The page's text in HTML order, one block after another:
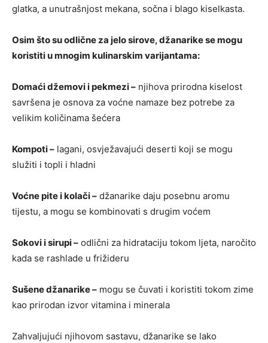
glatka, a unutrašnjost mekana, sočna i blago kiselkasta.
Osim što su odlične za jelo sirove, džanarike se mogu
koristiti u mnogim kulinarskim varijantama:
Domaći džemovi i pekmezi – njihova prirodna kiselost
savršena je osnova za voćne namaze bez potrebe za
velikim količinama šećera
Kompoti – lagani, osvježavajući deserti koji se mogu
služiti i topli i hladni
Voćne pite i kolači – džanarike daju posebnu aromu
tijestu, a mogu se kombinovati s drugim voćem
Sokovi i sirupi – odlični za hidrataciju tokom ljeta, naročito
kada se rashlade u frižideru
Sušene džanarike – mogu se čuvati i koristiti tokom zime
kao prirodan izvor vitamina i minerala
Zahvaljujući njihovom sastavu, džanarike se lako